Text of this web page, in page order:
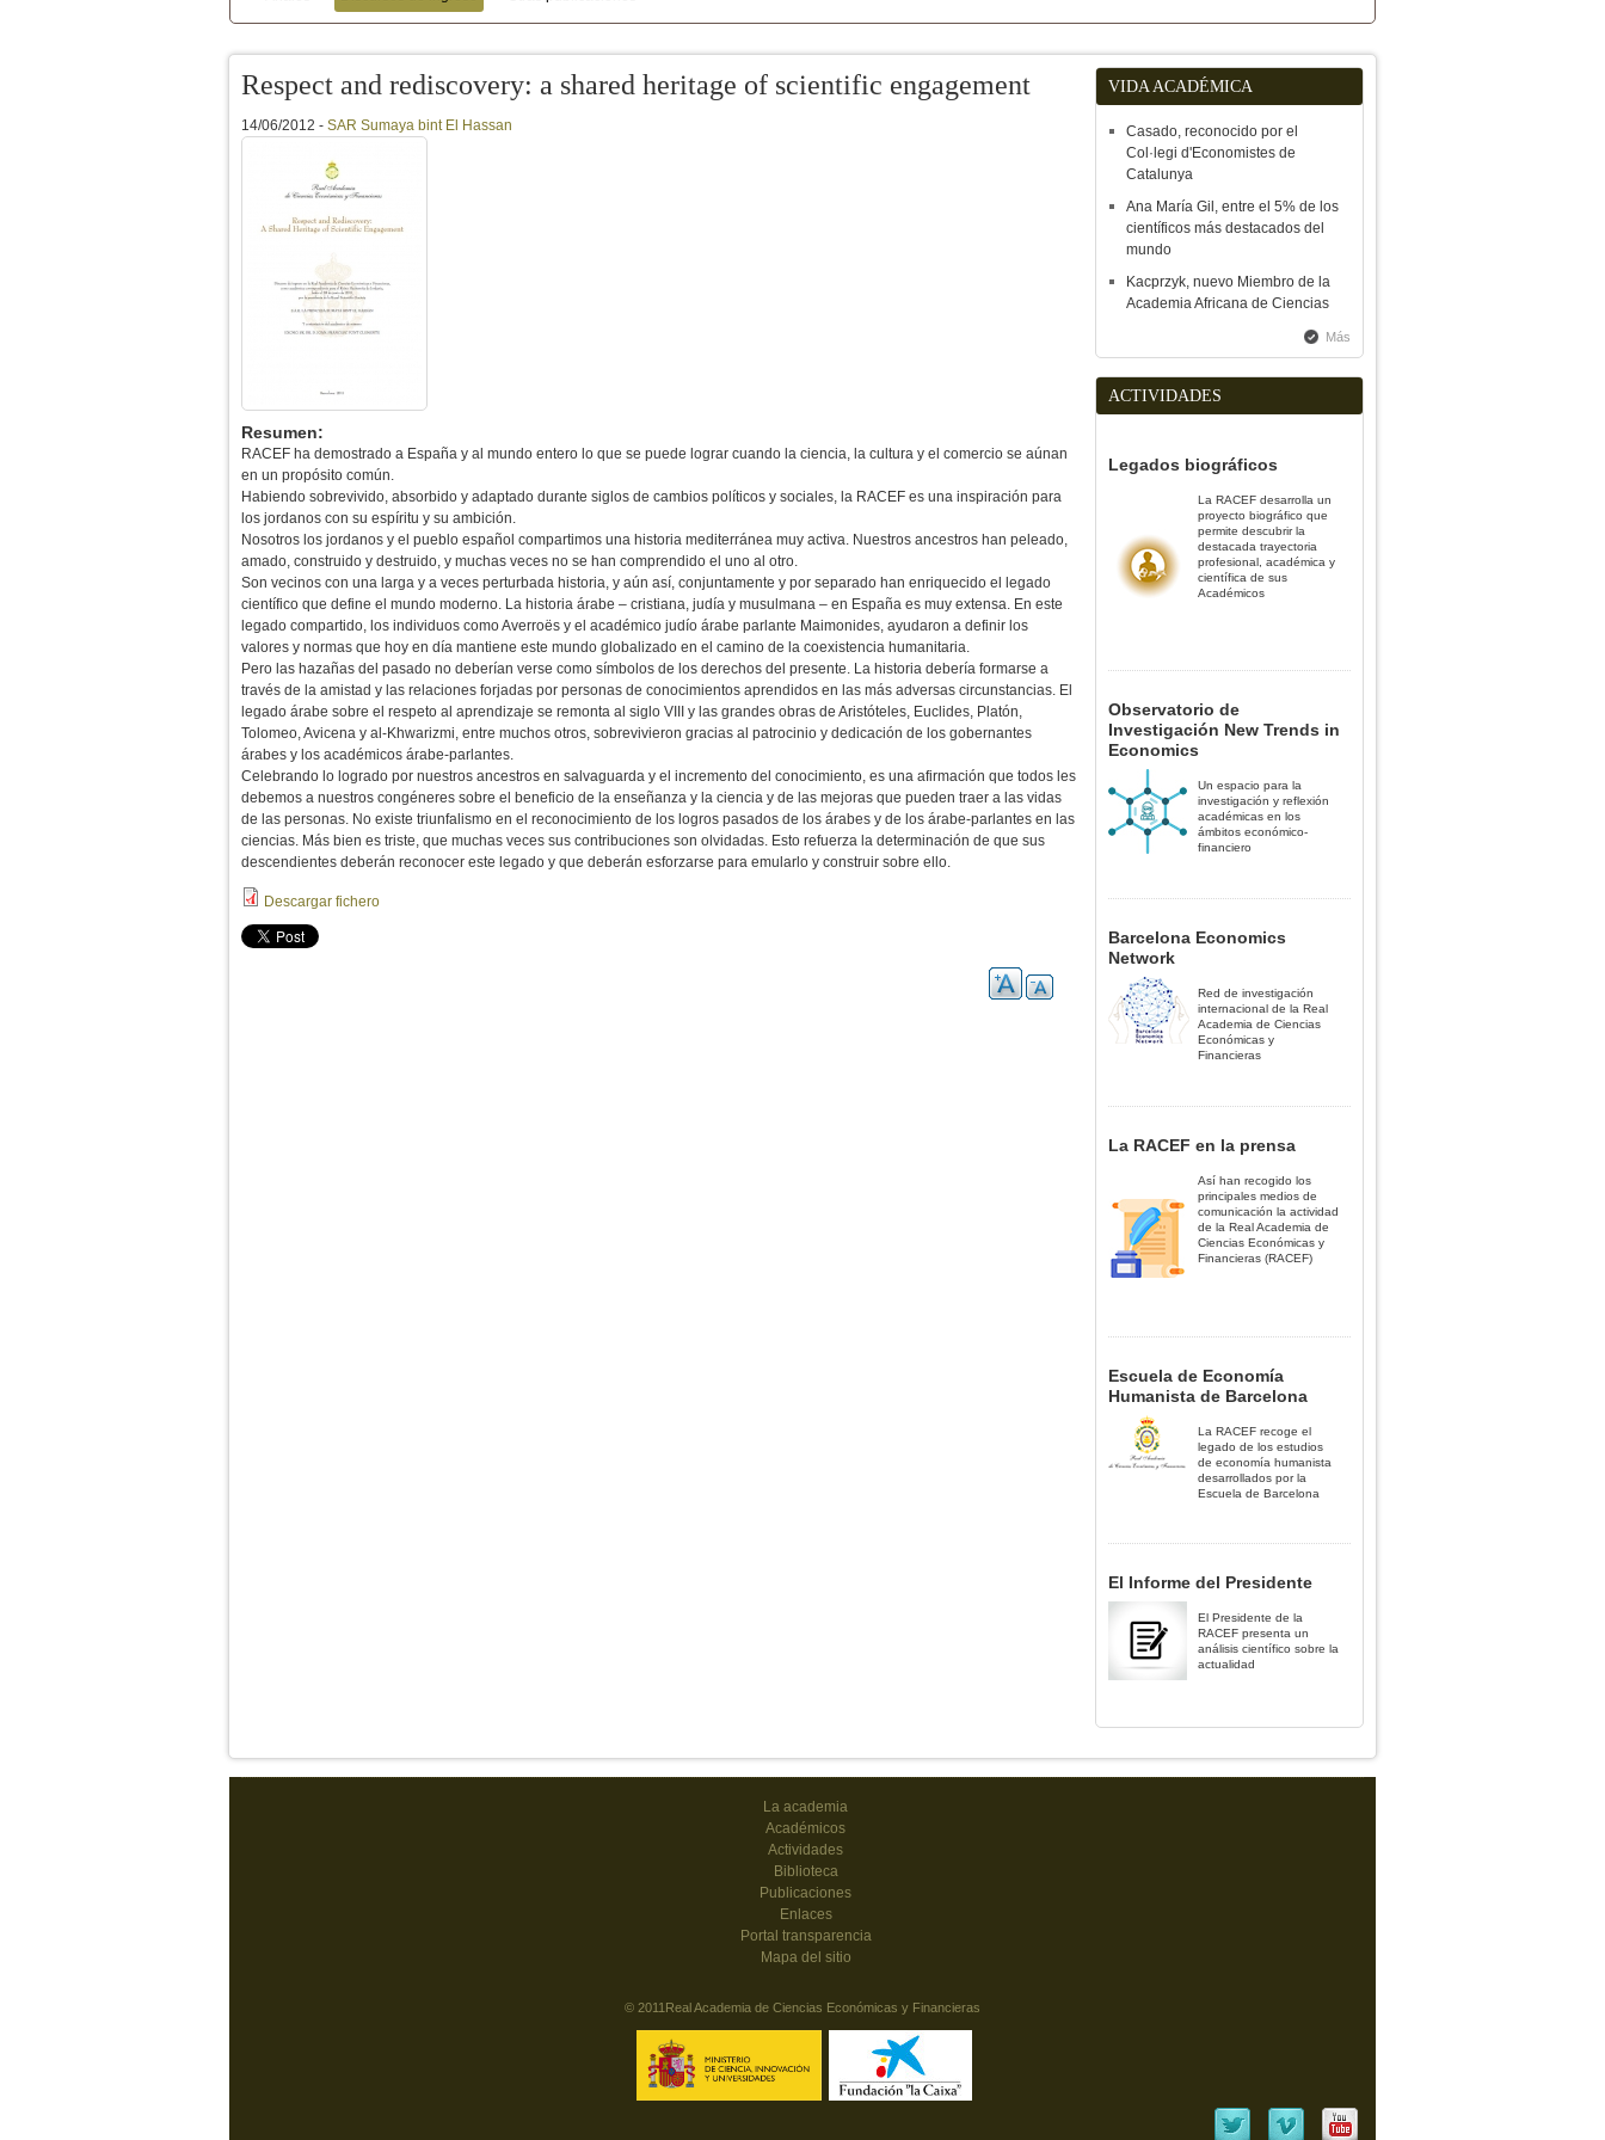
Menú secundario
Respect and rediscovery: a shared heritage of scientific engagement
14/06/2012 - SAR Sumaya bint El Hassan
Resumen:
RACEF ha demostrado a España y al mundo entero lo que se puede lograr cuando la ciencia, la cultura y el comercio se aúnan
en un propósito común.
Habiendo sobrevivido, absorbido y adaptado durante siglos de cambios políticos y sociales, la RACEF es una inspiración para
los jordanos con su espíritu y su ambición.
Nosotros los jordanos y el pueblo español compartimos una historia mediterránea muy activa. Nuestros ancestros han peleado,
amado, construido y destruido, y muchas veces no se han comprendido el uno al otro.
Son vecinos con una larga y a veces perturbada historia, y aún así, conjuntamente y por separado han enriquecido el legado
científico que define el mundo moderno. La historia árabe – cristiana, judía y musulmana – en España es muy extensa. En este
legado compartido, los individuos como Averroës y el académico judío árabe parlante Maimonides, ayudaron a definir los
valores y normas que hoy en día mantiene este mundo globalizado en el camino de la coexistencia humanitaria.
Pero las hazañas del pasado no deberían verse como símbolos de los derechos del presente. La historia debería formarse a
través de la amistad y las relaciones forjadas por personas de conocimientos aprendidos en las más adversas circunstancias. El
legado árabe sobre el respeto al aprendizaje se remonta al siglo VIII y las grandes obras de Aristóteles, Euclides, Platón,
Tolomeo, Avicena y al-Khwarizmi, entre muchos otros, sobrevivieron gracias al patrocinio y dedicación de los gobernantes
árabes y los académicos árabe-parlantes.
Celebrando lo logrado por nuestros ancestros en salvaguarda y el incremento del conocimiento, es una afirmación que todos les
debemos a nuestros congéneres sobre el beneficio de la enseñanza y la ciencia y de las mejoras que pueden traer a las vidas
de las personas. No existe triunfalismo en el reconocimiento de los logros pasados de los árabes y de los árabe-parlantes en las
ciencias. Más bien es triste, que muchas veces sus contribuciones son olvidadas. Esto refuerza la determinación de que sus
descendientes deberán reconocer este legado y que deberán esforzarse para emularlo y construir sobre ello.
Descargar fichero
VIDA ACADÉMICA
Casado, reconocido por el
Col·legi d'Economistes de
Catalunya
Ana María Gil, entre el 5% de los
científicos más destacados del
mundo
Kacprzyk, nuevo Miembro de la
Academia Africana de Ciencias
Más
ACTIVIDADES
Legados biográficos
La RACEF desarrolla un
proyecto biográfico que
permite descubrir la
destacada trayectoria
profesional, académica y
científica de sus
Académicos
Observatorio de
Investigación New Trends in
Economics
Un espacio para la
investigación y reflexión
académicas en los
ámbitos económico-
financiero
Barcelona Economics
Network
Red de investigación
internacional de la Real
Academia de Ciencias
Económicas y
Financieras
La RACEF en la prensa
Así han recogido los
principales medios de
comunicación la actividad
de la Real Academia de
Ciencias Económicas y
Financieras (RACEF)
Escuela de Economía
Humanista de Barcelona
La RACEF recoge el
legado de los estudios
de economía humanista
desarrollados por la
Escuela de Barcelona
El Informe del Presidente
El Presidente de la
RACEF presenta un
análisis científico sobre la
actualidad
La academia
Académicos
Actividades
Biblioteca
Publicaciones
Enlaces
Portal transparencia
Mapa del sitio
© 2011Real Academia de Ciencias Económicas y Financieras